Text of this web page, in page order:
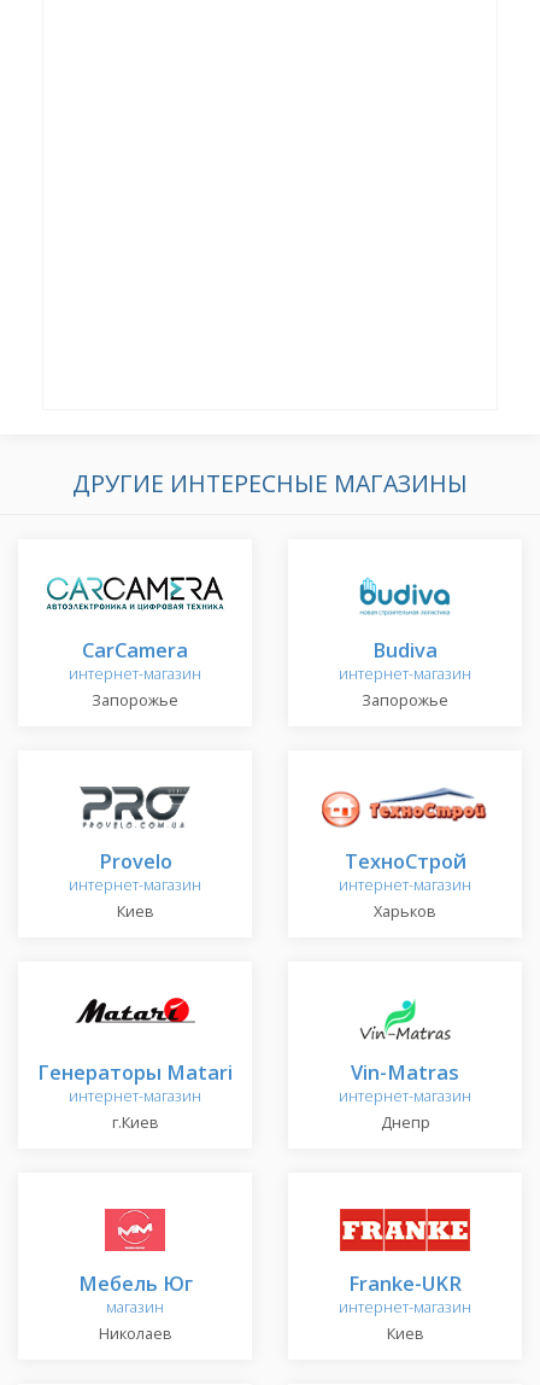
ДРУГИЕ ИНТЕРЕСНЫЕ МАГАЗИНЫ
CarCamera
интернет-магазин
Запорожье
Budiva
интернет-магазин
Запорожье
Provelo
интернет-магазин
Киев
ТехноСтрой
интернет-магазин
Харьков
Генераторы Matari
интернет-магазин
г.Киев
Vin-Matras
интернет-магазин
Днепр
Мебель Юг
магазин
Николаев
Franke-UKR
интернет-магазин
Киев